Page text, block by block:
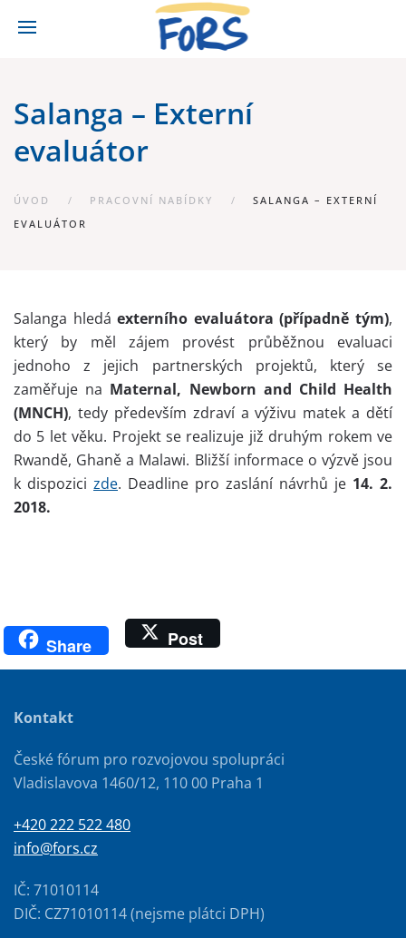
Salanga – Externí
evaluátor
ÚVOD PRACOVNÍ NABÍDKY
SALANGA – EXTERNÍ
EVALUÁTOR
Salanga hledáexterního evaluátora (případně tým),
který by měl zájem provést průběžnou evaluaci
jednoho z jejich partnerských projektů, který se
zaměřuje na Maternal, Newborn and Child Health
(MNCH), tedy především zdraví a výživu matek a dětí
do 5 let věku. Projekt se realizuje již druhým rokem ve
Rwandě, Ghaně a Malawi. Bližší informace o výzvě jsou
k dispozici zde. Deadline pro zaslání návrhů je 14. 2.
2018.
Share Post
Kontakt
České fórum pro rozvojovou spolupráci
Vladislavova 1460/12, 110 00 Praha 1
+420 222 522 480
info@fors.cz
IČ: 71010114
DIČ: CZ71010114 (nejsme plátci DPH)